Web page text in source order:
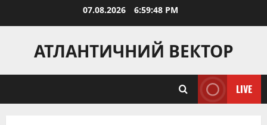
07.08.2026 6:59:50 PM
АТЛАНТИЧНИЙ ВЕКТОР
LIVE